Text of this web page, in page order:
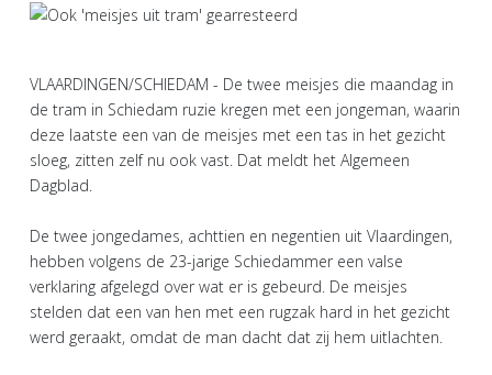
VLAARDINGEN/SCHIEDAM - De twee meisjes die maandag in
de tram in Schiedam ruzie kregen met een jongeman, waarin
deze laatste een van de meisjes met een tas in het gezicht
sloeg, zitten zelf nu ook vast. Dat meldt het Algemeen
Dagblad.
De twee jongedames, achttien en negentien uit Vlaardingen,
hebben volgens de 23-jarige Schiedammer een valse
verklaring afgelegd over wat er is gebeurd. De meisjes
stelden dat een van hen met een rugzak hard in het gezicht
werd geraakt, omdat de man dacht dat zij hem uitlachten.